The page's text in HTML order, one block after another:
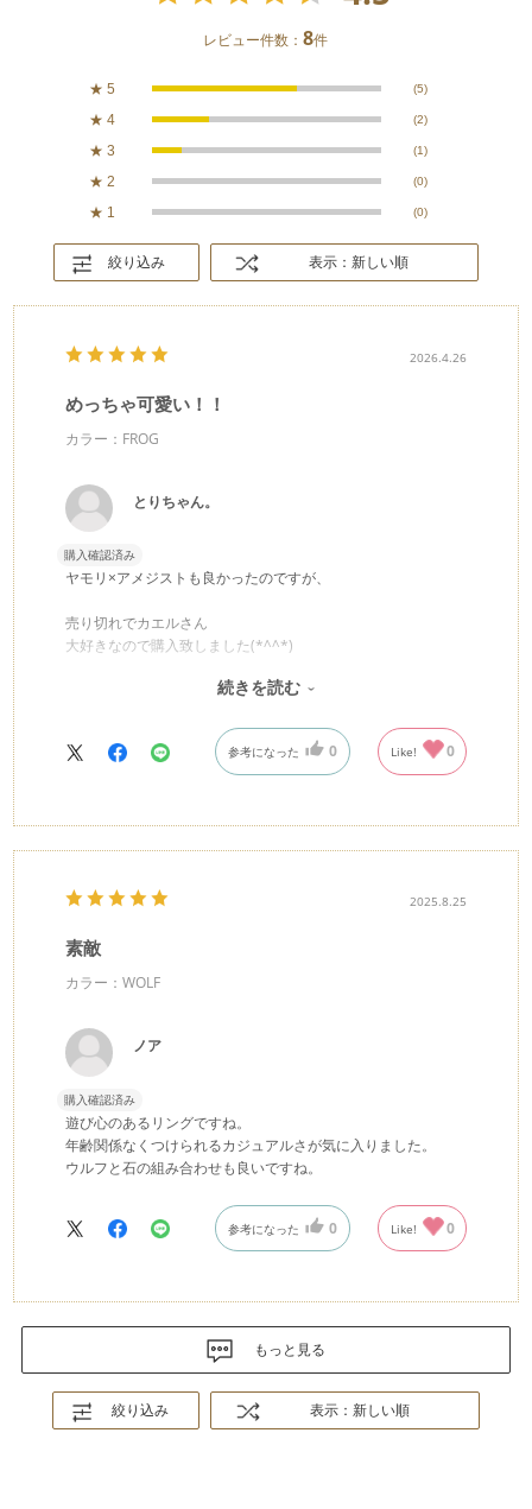
レビュー件数：8件
★ 5 (5)
★ 4 (2)
★ 3 (1)
★ 2 (0)
★ 1 (0)
絞り込み 表示：新しい順
2026.4.26
めっちゃ可愛い！！
カラー：FROG
とりちゃん。
購入確認済み
ヤモリ×アメジストも良かったのですが、
売り切れでカエルさん
大好きなので購入致しました(*^^*)
注文から発送もスムーズでした！！
購入して良かったです(・ω・)ノ
続きを読む
参考になった 0 Like! 0
2025.8.25
素敵
カラー：WOLF
ノア
購入確認済み
遊び心のあるリングですね。
年齢関係なくつけられるカジュアルさが気に入りました。
ウルフと石の組み合わせも良いですね。
参考になった 0 Like! 0
もっと見る
絞り込み 表示：新しい順